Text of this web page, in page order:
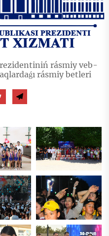
rásmiy veb-
rásmiy betleri